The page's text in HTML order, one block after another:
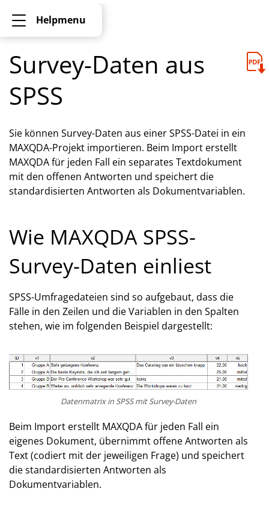
Helpmenu
Survey-Daten aus
SPSS
Sie können Survey-Daten aus einer SPSS-Datei in ein
MAXQDA-Projekt importieren. Beim Import erstellt
MAXQDA für jeden Fall ein separates Textdokument
mit den offenen Antworten und speichert die
standardisierten Antworten als Dokumentvariablen.
Wie MAXQDA SPSS-
Survey-Daten einliest
SPSS-Umfragedateien sind so aufgebaut, dass die
Fälle in den Zeilen und die Variablen in den Spalten
stehen, wie im folgenden Beispiel dargestellt:
Datenmatrix in SPSS mit Survey-Daten
Beim Import erstellt MAXQDA für jeden Fall ein
eigenes Dokument, übernimmt offene Antworten als
Text (codiert mit der jeweiligen Frage) und speichert
die standardisierten Antworten als
Dokumentvariablen.